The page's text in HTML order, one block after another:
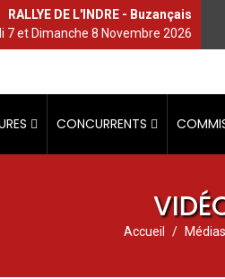
RALLYE DE L'INDRE - Buzançais
7 et Dimanche 8 Novembre 2026
CONCURRENTS
Accueil Médias